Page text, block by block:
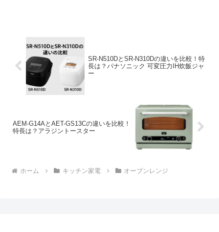
SR-N510DとSR-N310Dの違いを比較！特
長は？パナソニック 可変圧力IH炊飯ジャ
ー
AEM-G14AとAET-GS13Cの違いを比較！
特長は？アラジントースター
ホーム キッチン家電 オーブンレンジ